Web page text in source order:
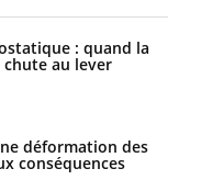
: quand la
au lever
déformation des
conséquences